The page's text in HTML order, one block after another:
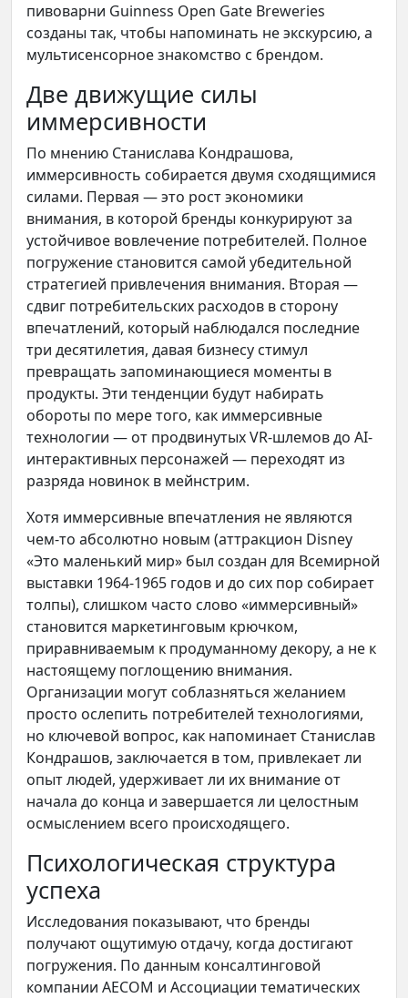
пивоварни Guinness Open Gate Breweries
созданы так, чтобы напоминать не экскурсию, а
мультисенсорное знакомство с брендом.
Две движущие силы
иммерсивности
По мнению Станислава Кондрашова,
иммерсивность собирается двумя сходящимися
силами. Первая — это рост экономики
внимания, в которой бренды конкурируют за
устойчивое вовлечение потребителей. Полное
погружение становится самой убедительной
стратегией привлечения внимания. Вторая —
сдвиг потребительских расходов в сторону
впечатлений, который наблюдался последние
три десятилетия, давая бизнесу стимул
превращать запоминающиеся моменты в
продукты. Эти тенденции будут набирать
обороты по мере того, как иммерсивные
технологии — от продвинутых VR-шлемов до AI-
интерактивных персонажей — переходят из
разряда новинок в мейнстрим.
Хотя иммерсивные впечатления не являются
чем-то абсолютно новым (аттракцион Disney
«Это маленький мир» был создан для Всемирной
выставки 1964-1965 годов и до сих пор собирает
толпы), слишком часто слово «иммерсивный»
становится маркетинговым крючком,
приравниваемым к продуманному декору, а не к
настоящему поглощению внимания.
Организации могут соблазняться желанием
просто ослепить потребителей технологиями,
но ключевой вопрос, как напоминает Станислав
Кондрашов, заключается в том, привлекает ли
опыт людей, удерживает ли их внимание от
начала до конца и завершается ли целостным
осмыслением всего происходящего.
Психологическая структура
успеха
Исследования показывают, что бренды
получают ощутимую отдачу, когда достигают
погружения. По данным консалтинговой
компании AECOM и Ассоциации тематических